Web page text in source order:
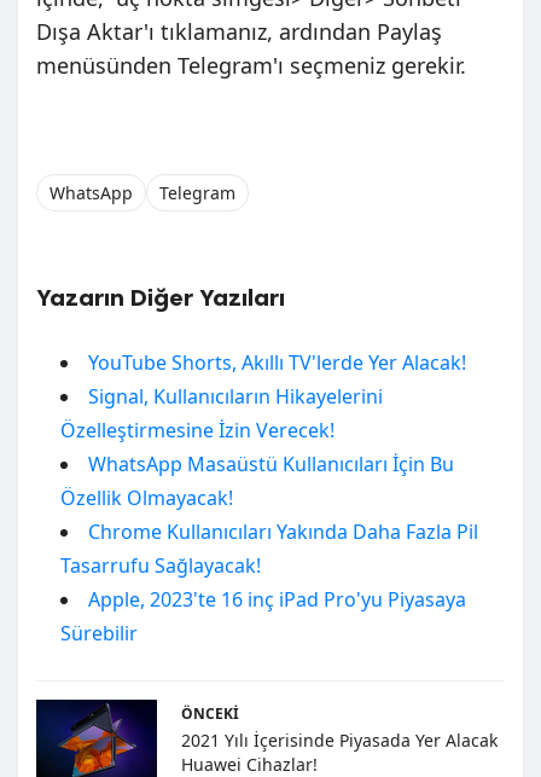
Dışa Aktar'ı tıklamanız, ardından Paylaş
menüsünden Telegram'ı seçmeniz gerekir.
WhatsApp Telegram
Yazarın Diğer Yazıları
YouTube Shorts, Akıllı TV'lerde Yer Alacak!
Signal, Kullanıcıların Hikayelerini
Özelleştirmesine İzin Verecek!
WhatsApp Masaüstü Kullanıcıları İçin Bu
Özellik Olmayacak!
Chrome Kullanıcıları Yakında Daha Fazla Pil
Tasarrufu Sağlayacak!
Apple, 2023'te 16 inç iPad Pro'yu Piyasaya
Sürebilir
ÖNCEKI
2021 Yılı İçerisinde Piyasada Yer Alacak
Huawei Cihazlar!